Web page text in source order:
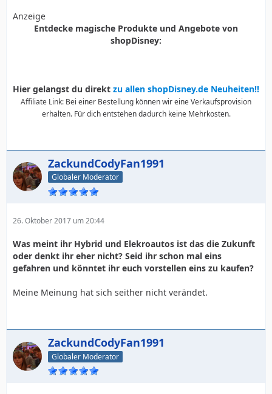
Anzeige
Entdecke magische Produkte und Angebote von
shopDisney:
Hier gelangst du direkt zu allen shopDisney.de Neuheiten!!
Affiliate Link: Bei einer Bestellung können wir eine Verkaufsprovision
erhalten. Für dich entstehen dadurch keine Mehrkosten.
ZackundCodyFan1991
Globaler Moderator
26. Oktober 2017 um 20:44
Was meint ihr Hybrid und Elekroautos ist das die Zukunft
oder denkt ihr eher nicht? Seid ihr schon mal eins
gefahren und könntet ihr euch vorstellen eins zu kaufen?
Meine Meinung hat sich seither nicht verändet.
ZackundCodyFan1991
Globaler Moderator